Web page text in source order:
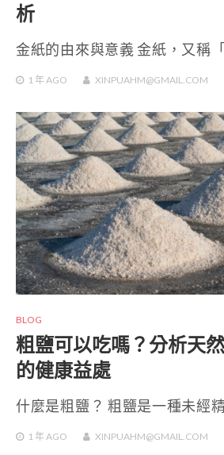
析
金紙的由來與意義 金紙，又稱
1 年 AGO XINPUAHM@GMAIL.COM
BLOG
粗鹽可以吃嗎？分析天
的健康益處
什麼是粗鹽？ 粗鹽是一種未經
1 年 AGO XINPUAHM@GMAIL.COM